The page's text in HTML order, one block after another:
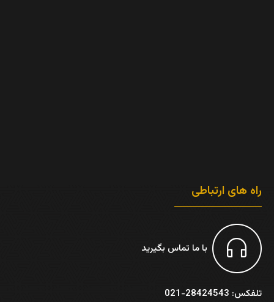
راه های ارتباطی
با ما تماس بگیرید
تلفکس: 28424543-021